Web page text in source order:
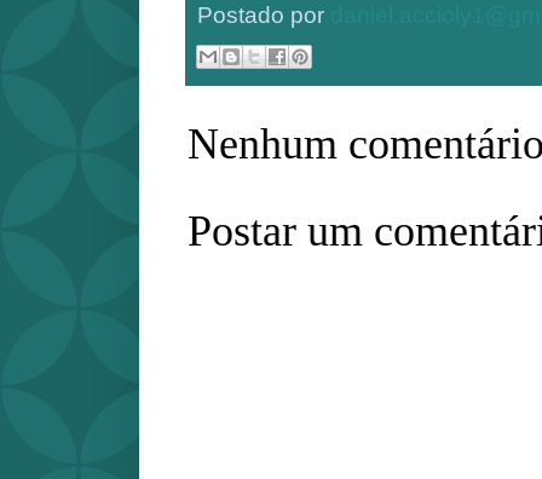
Postado por
Nenhum
Postar um